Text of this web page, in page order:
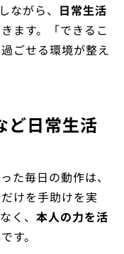
ながら、 日常生活
ます。「できるこ
ごせる環境が整え
ど日常生活
た毎日の動作は、
けを手助けを実
く、 本人の力を活
す。